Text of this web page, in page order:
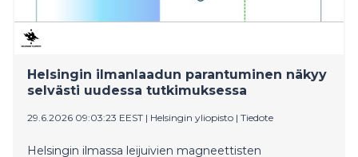
Helsingin ilmanlaadun parantuminen näkyy
selvästi uudessa tutkimuksessa
29.6.2026 09:03:23 EEST | Helsingin yliopisto | Tiedote
Helsingin ilmassa leijuivien magneettisten